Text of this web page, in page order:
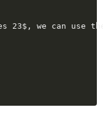
23$, we can